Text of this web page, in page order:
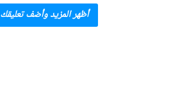
أظهر المزيد وأضف تعليقك